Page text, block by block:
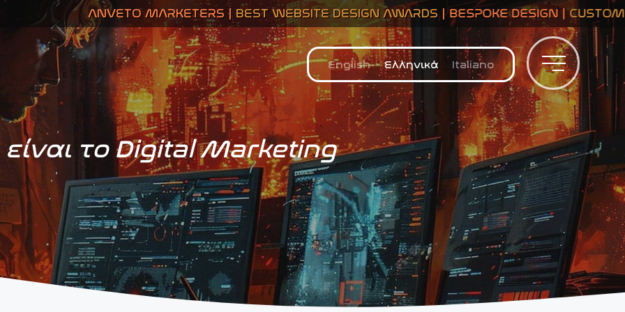
Ελληνικά
είναι το Digital Marketing
ANVETO MARKETERS |BEST WEBSITE DESIGN AWARDS| BESPOKE DESIGN |CUSTOM CRM|